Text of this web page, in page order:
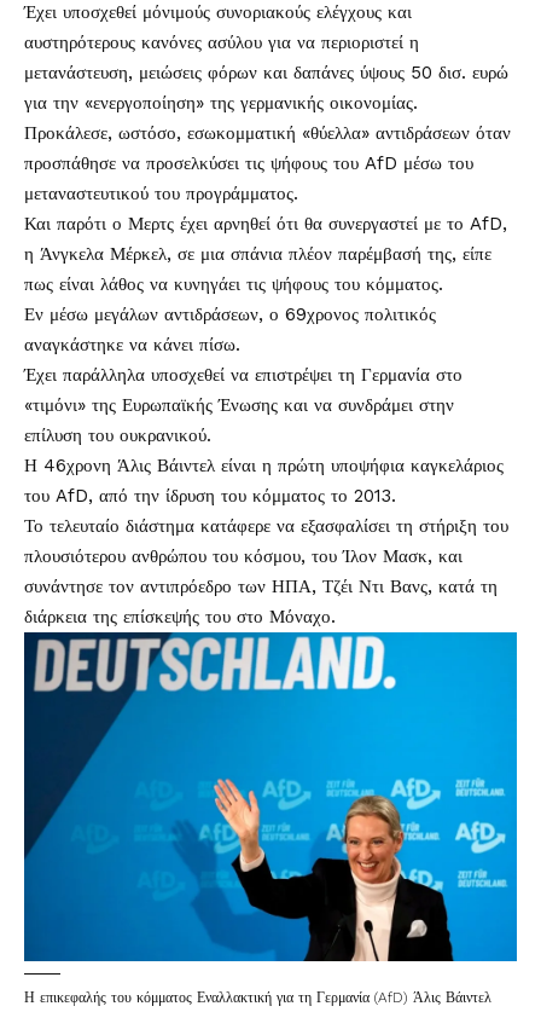
Έχει υποσχεθεί μόνιμούς συνοριακούς ελέγχους και
αυστηρότερους κανόνες ασύλου για να περιοριστεί η
μετανάστευση, μειώσεις φόρων και δαπάνες ύψους 50 δισ. ευρώ
για την «ενεργοποίηση» της γερμανικής οικονομίας.
Προκάλεσε, ωστόσο, εσωκομματική «θύελλα» αντιδράσεων όταν
προσπάθησε να προσελκύσει τις ψήφους του AfD μέσω του
μεταναστευτικού του προγράμματος.
Και παρότι ο Μερτς έχει αρνηθεί ότι θα συνεργαστεί με το AfD,
η Άνγκελα Μέρκελ, σε μια σπάνια πλέον παρέμβασή της, είπε
πως είναι λάθος να κυνηγάει τις ψήφους του κόμματος.
Εν μέσω μεγάλων αντιδράσεων, ο 69χρονος πολιτικός
αναγκάστηκε να κάνει πίσω.
Έχει παράλληλα υποσχεθεί να επιστρέψει τη Γερμανία στο
«τιμόνι» της Ευρωπαϊκής Ένωσης και να συνδράμει στην
επίλυση του ουκρανικού.
Η 46χρονη Άλις Βάιντελ είναι η πρώτη υποψήφια καγκελάριος
του AfD, από την ίδρυση του κόμματος το 2013.
Το τελευταίο διάστημα κατάφερε να εξασφαλίσει τη στήριξη του
πλουσιότερου ανθρώπου του κόσμου, του Ίλον Μασκ, και
συνάντησε τον αντιπρόεδρο των ΗΠΑ, Τζέι Ντι Βανς, κατά τη
διάρκεια της επίσκεψής του στο Μόναχο.
Η επικεφαλής του κόμματος Εναλλακτική για τη Γερμανία (AfD) Άλις Βάιντελ